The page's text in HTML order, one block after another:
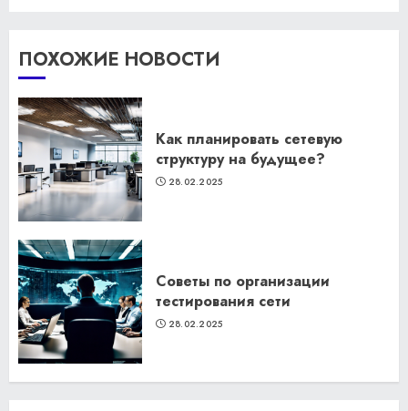
ПОХОЖИЕ НОВОСТИ
Как планировать сетевую
структуру на будущее?
28.02.2025
Советы по организации
тестирования сети
28.02.2025